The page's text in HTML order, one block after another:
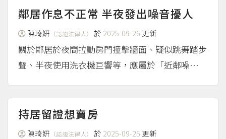
鄰居作息不正常 半夜發出噪音擾人
陳琦姸 （認證法律人） 於 2025-09-26 更新
關於鄰居於夜間拉動房門撞擊牆面、疑似跳舞踏步
聲、半夜使用洗衣機巨響等，應屬於「近鄰噪
民事訴訟的方式處理： 通報警察機關處理 這種發
生時間不固定，不易測量，而且沒有持續性的近鄰
噪音不是環境部（也就是...
（more...）
持居留證想賣房
陳琦姸 （認證法律人） 於 2025-09-25 更新